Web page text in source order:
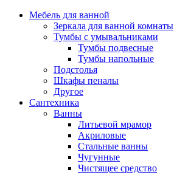
Мебель для ванной
Зеркала для ванной комнаты
Тумбы с умывальниками
Тумбы подвесные
Тумбы напольные
Подстолья
Шкафы пеналы
Другое
Сантехника
Ванны
Литьевой мрамор
Акриловые
Стальные ванны
Чугунные
Чистящее средство